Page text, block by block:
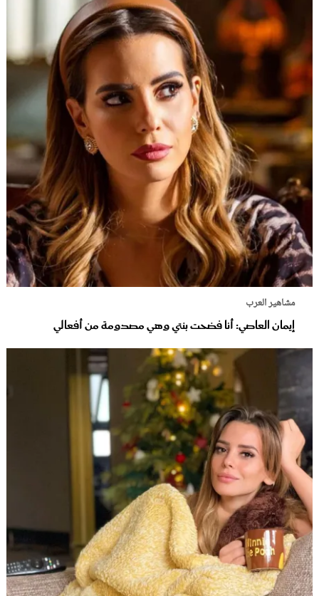
مشاهير العرب
إيمان العاصي: أنا فضحت بنتي وهي مصدومة من أفعالي